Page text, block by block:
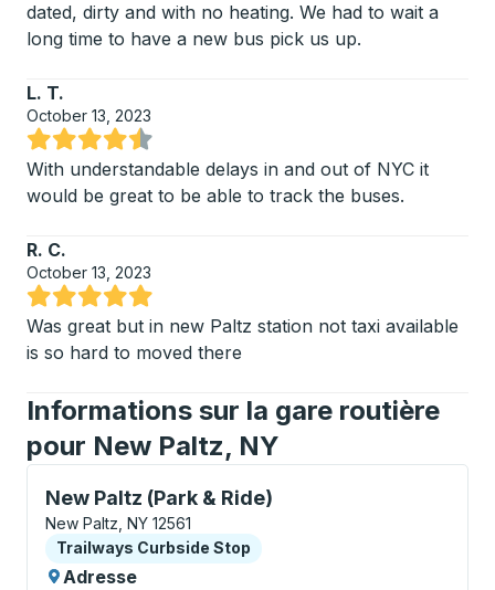
dated, dirty and with no heating. We had to wait a
long time to have a new bus pick us up.
L. T.
October 13, 2023
Noté 4.5 sur 5 étoiles
With understandable delays in and out of NYC it
would be great to be able to track the buses.
R. C.
October 13, 2023
Noté 5 sur 5 étoiles
Was great but in new Paltz station not taxi available
is so hard to moved there
Informations sur la gare routière
pour New Paltz, NY
New Paltz (Park & Ride)
Curbside Stop, utilisez les touches fléchées ou la
New Paltz, NY 12561
Curbside Stop
Trailways Curbside Stop
Adresse